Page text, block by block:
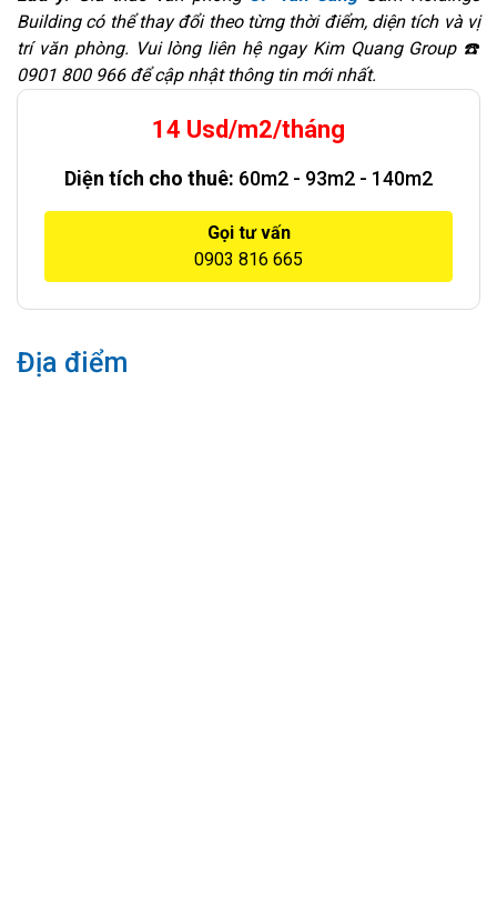
Building có thể thay đổi theo từng thời điểm, diện tích và vị
trí văn phòng. Vui lòng liên hệ ngay Kim Quang Group ☎️
0901 800 966 để cập nhật thông tin mới nhất.
14 Usd/m2/tháng
Diện tích cho thuê: 60m2 - 93m2 - 140m2
Gọi tư vấn
0903 816 665
Địa điểm